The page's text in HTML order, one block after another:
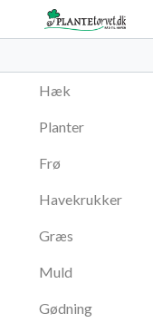
Hæk
Planter
Frø
Havekrukker
Græs
Muld
Gødning